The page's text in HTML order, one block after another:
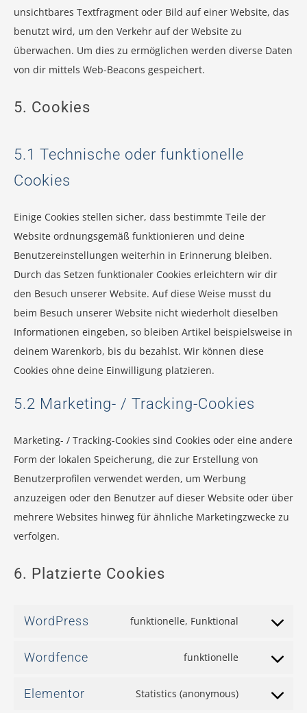
unsichtbares Textfragment oder Bild auf einer Website, das
benutzt wird, um den Verkehr auf der Website zu
überwachen. Um dies zu ermöglichen werden diverse Daten
von dir mittels Web-Beacons gespeichert.
5. Cookies
5.1 Technische oder funktionelle
Cookies
Einige Cookies stellen sicher, dass bestimmte Teile der
Website ordnungsgemäß funktionieren und deine
Benutzereinstellungen weiterhin in Erinnerung bleiben.
Durch das Setzen funktionaler Cookies erleichtern wir dir
den Besuch unserer Website. Auf diese Weise musst du
beim Besuch unserer Website nicht wiederholt dieselben
Informationen eingeben, so bleiben Artikel beispielsweise in
deinem Warenkorb, bis du bezahlst. Wir können diese
Cookies ohne deine Einwilligung platzieren.
5.2 Marketing- / Tracking-Cookies
Marketing- / Tracking-Cookies sind Cookies oder eine andere
Form der lokalen Speicherung, die zur Erstellung von
Benutzerprofilen verwendet werden, um Werbung
anzuzeigen oder den Benutzer auf dieser Website oder über
mehrere Websites hinweg für ähnliche Marketingzwecke zu
verfolgen.
6. Platzierte Cookies
WordPress funktionelle, Funktional
Wordfence funktionelle
Elementor Statistics (anonymous)